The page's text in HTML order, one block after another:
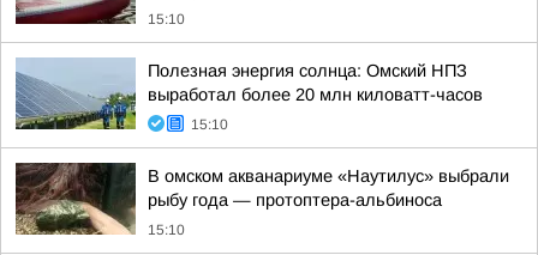
15:10
Полезная энергия солнца: Омский НПЗ
выработал более 20 млн киловатт-часов
15:10
В омском акванариуме «Наутилус» выбрали
рыбу года — протоптера-альбиноса
15:10